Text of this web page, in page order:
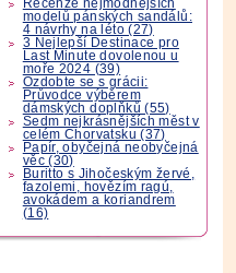
Recenze nejmódnějších
modelů pánských sandálů:
4 návrhy na léto (27)
3 Nejlepší Destinace pro
Last Minute dovolenou u
moře 2024 (39)
Ozdobte se s grácii:
Průvodce výběrem
dámských doplňků (55)
Sedm nejkrásnějších měst v
celém Chorvatsku (37)
Papír, obyčejná neobyčejná
věc (30)
Buritto s Jihočeským žervé,
fazolemi, hovězím ragú,
avokádem a koriandrem
(16)